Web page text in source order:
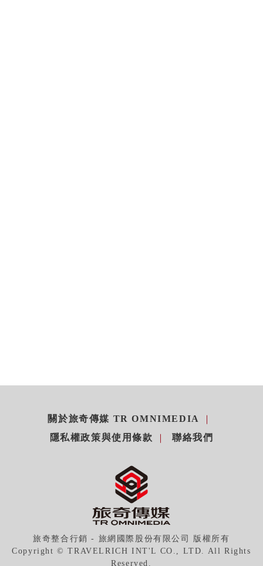
關於旅奇傳媒 TR OMNIMEDIA
隱私權政策與使用條款
聯絡我們
旅奇整合行銷 - 旅網國際股份有限公司 版權所有
Copyright © TRAVELRICH INT'L CO., LTD. All Rights
Reserved.